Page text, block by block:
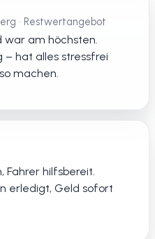
• Restwertangebot
war am höchsten.
hat alles stressfrei
machen.
Fahrer hilfsbereit.
erledigt, Geld sofort